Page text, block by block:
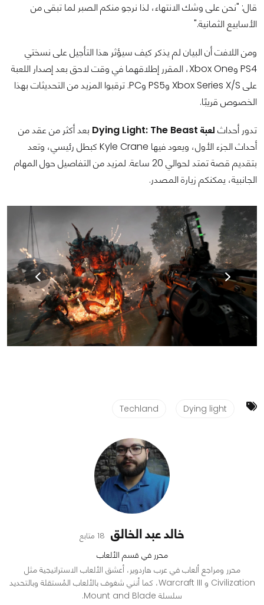
قال: "نحن على وشك الانتهاء، لذا نرجو منكم الصبر لما تبقى من
الأسابيع الثمانية."
ومن اللافت أن البيان لم يذكر كيف سيؤثر هذا التأجيل على نسختي
PS4 وXbox One، المقرر إطلاقهما في وقت لاحق بعد إصدار اللعبة
على Xbox Series X/S وPS5 وPC. ترقبوا المزيد من التحديثات بهذا
الخصوص قريبًا.
تدور أحداث لعبة Dying Light: The Beast
بعد أكثر من عقد من
أحداث الجزء الأول، ويعود فيها Kyle Crane كبطل رئيسي، وتعد
بتقديم قصة تمتد لحوالي 20 ساعة. لمزيد من التفاصيل حول المهام
الجانبية، يمكنكم زيارة المصدر.
Dying light
Techland
خالد عبد الخالق 18 متابع
محرر في قسم الألعاب
محرر ومراجع ألعاب في عرب هاردوير، أعشق الألعاب الاستراتيجية مثل
Civilization و Warcraft III، كما أنني شغوف بالألعاب المُستقلة وبالتحديد
سلسلة Mount and Blade.